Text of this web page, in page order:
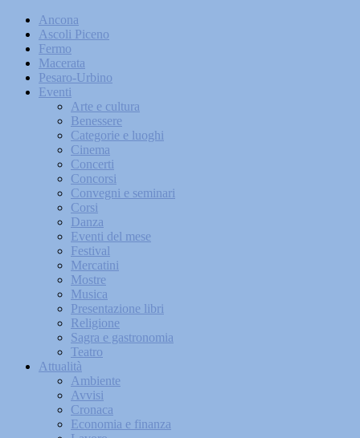
Ancona
Ascoli Piceno
Fermo
Macerata
Pesaro-Urbino
Eventi
Arte e cultura
Benessere
Categorie e luoghi
Cinema
Concerti
Concorsi
Convegni e seminari
Corsi
Danza
Eventi del mese
Festival
Mercatini
Mostre
Musica
Presentazione libri
Religione
Sagra e gastronomia
Teatro
Attualità
Ambiente
Avvisi
Cronaca
Economia e finanza